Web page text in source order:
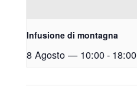
Infusione di montagna
8 Agosto — 10:00- 18:00